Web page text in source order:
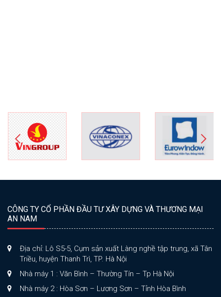
CÔNG TY CỔ PHẦN ĐẦU TƯ XÂY DỰNG VÀ THƯƠNG MẠI
AN NAM
Địa chỉ: Lô S5-5, Cụm sản xuất Làng nghề tập trung, xã Tân
Triều, huyện Thanh Trì, TP. Hà Nội
Nhà máy 1 : Văn Bình – Thường Tín – Tp Hà Nội
Nhà máy 2 : Hòa Sơn – Lương Sơn – Tỉnh Hòa Bình